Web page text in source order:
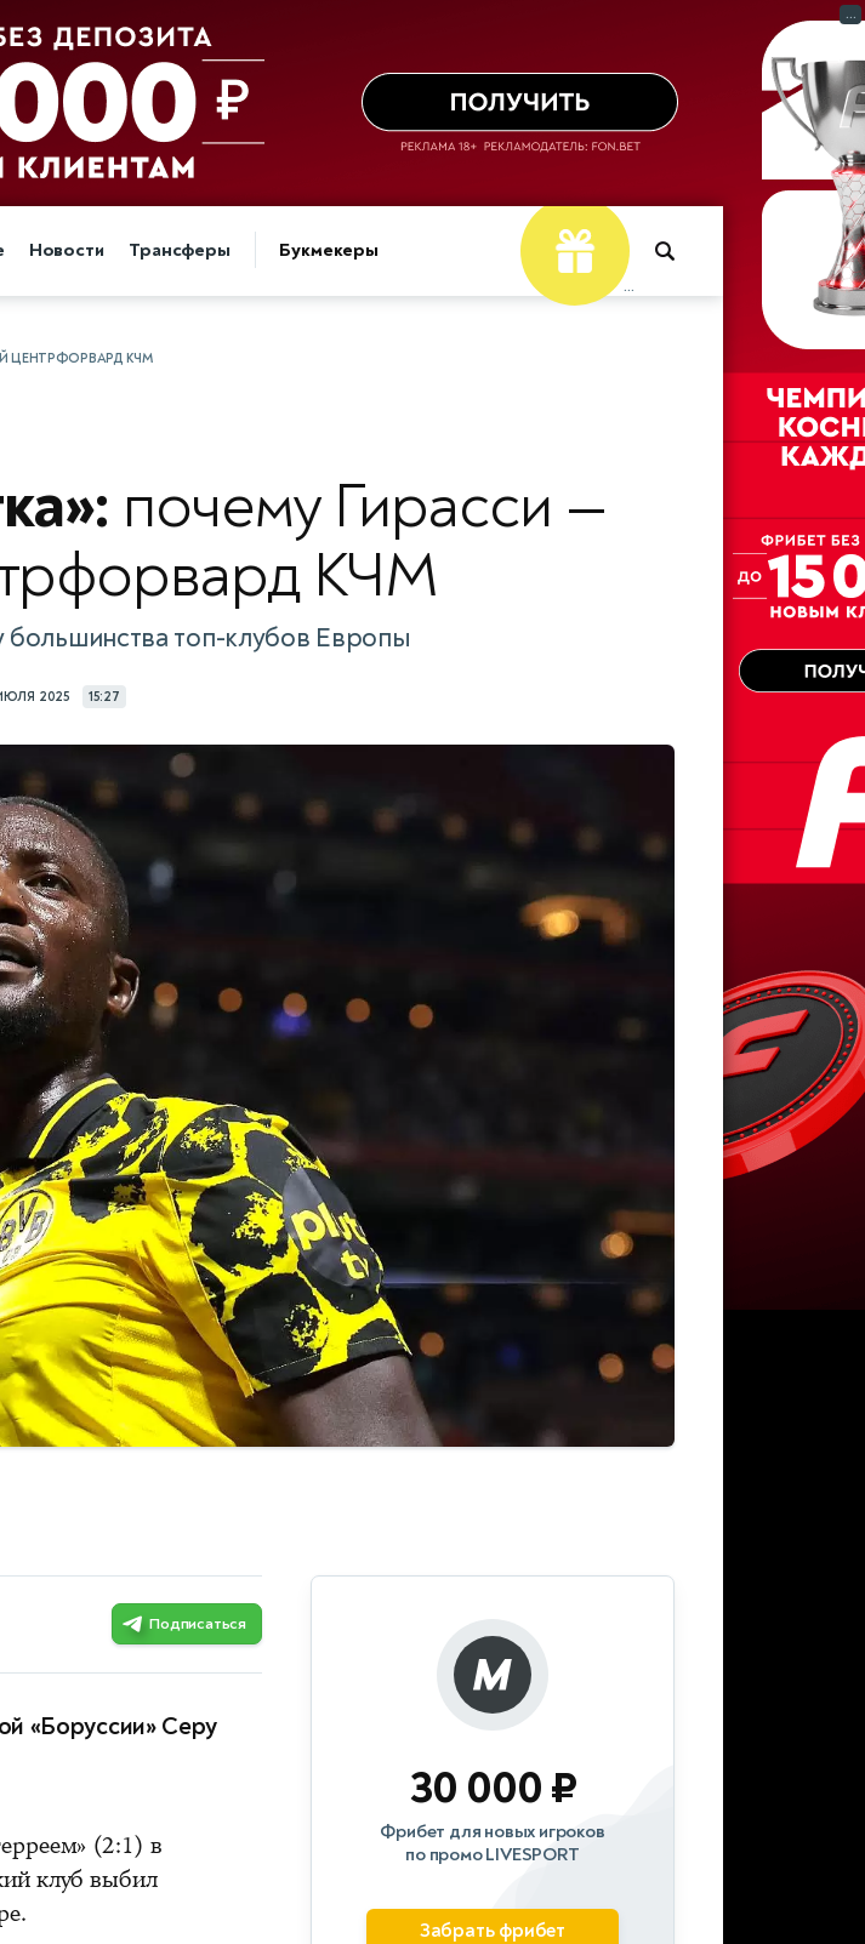
Новости Трансферы Букмекеры
...
ЦЕНТРФОРВАРД КЧМ
почему Гирасси —
КЧМ
большинства топ-клубов Европы
2025 15:27
Подписаться
«Боруссии» Серу
(2:1) в
клуб выбил
30 000 ₽
Фрибет для новых игроков
по промо LIVESPORT
Забрать фрибет
...